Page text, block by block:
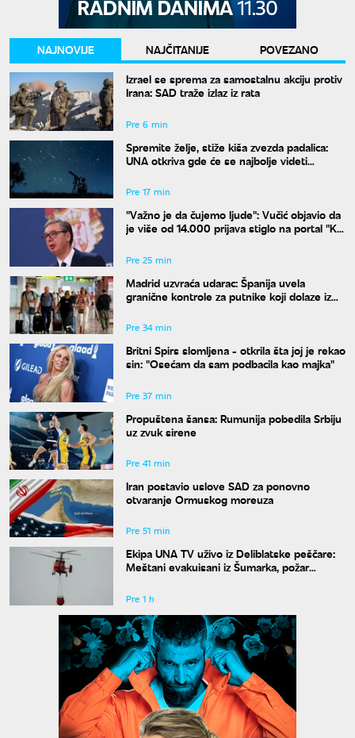
NAJNOVIJE NAJČITANIJE
POVEZANO
Izrael se sprema za samostalnu akciju protiv
Irana: SAD traže izlaz iz rata
Pre 6 min
Spremite želje, stiže kiša zvezda padalica:
UNA otkriva gde će se najbolje videti
Pre 17 min
"Važno je da čujemo ljude": Vučić objavio da
je više od 14.000 prijava stiglo na portal "Ko
Pre 25 min
Madrid uzvraća udarac: Španija uvela
granične kontrole za putnike koji dolaze iz
Pre 34 min
Britni Spirs slomljena - otkrila šta joj je rekao
sin: "Osećam da sam podbacila kao majka"
Pre 37 min
Propuštena šansa: Rumunija pobedila Srbiju
uz zvuk sirene
Pre 41 min
Iran postavio uslove SAD za ponovno
otvaranje Ormuskog moreuza
Pre 51 min
Ekipa UNA TV uživo iz Deliblatske peščare:
Meštani evakuisani iz Šumarka, požar
Pre 1 h